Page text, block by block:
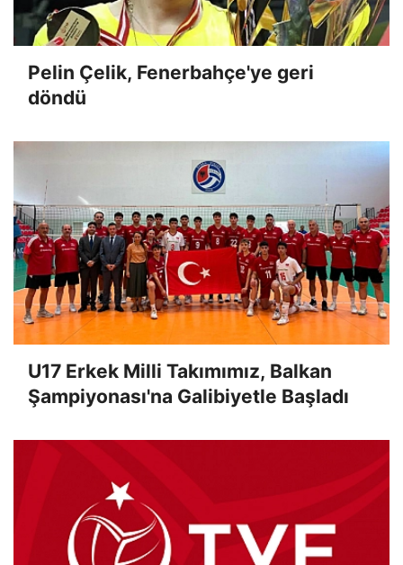
Pelin Çelik, Fenerbahçe'ye geri
döndü
U17 Erkek Milli Takımımız, Balkan
Şampiyonası'na Galibiyetle Başladı